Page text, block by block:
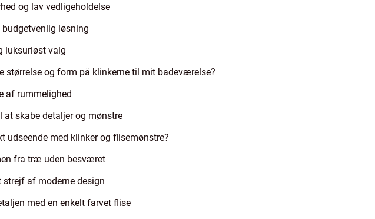
og lav vedligeholdelse
løsning
luksuriøst valg
størrelse og form på klinkerne til mit badeværelse?
af rummelighed
skabe detaljer og mønstre
udseende med klinker og flisemønstre?
fra træ uden besværet
af moderne design
med en enkelt farvet flise